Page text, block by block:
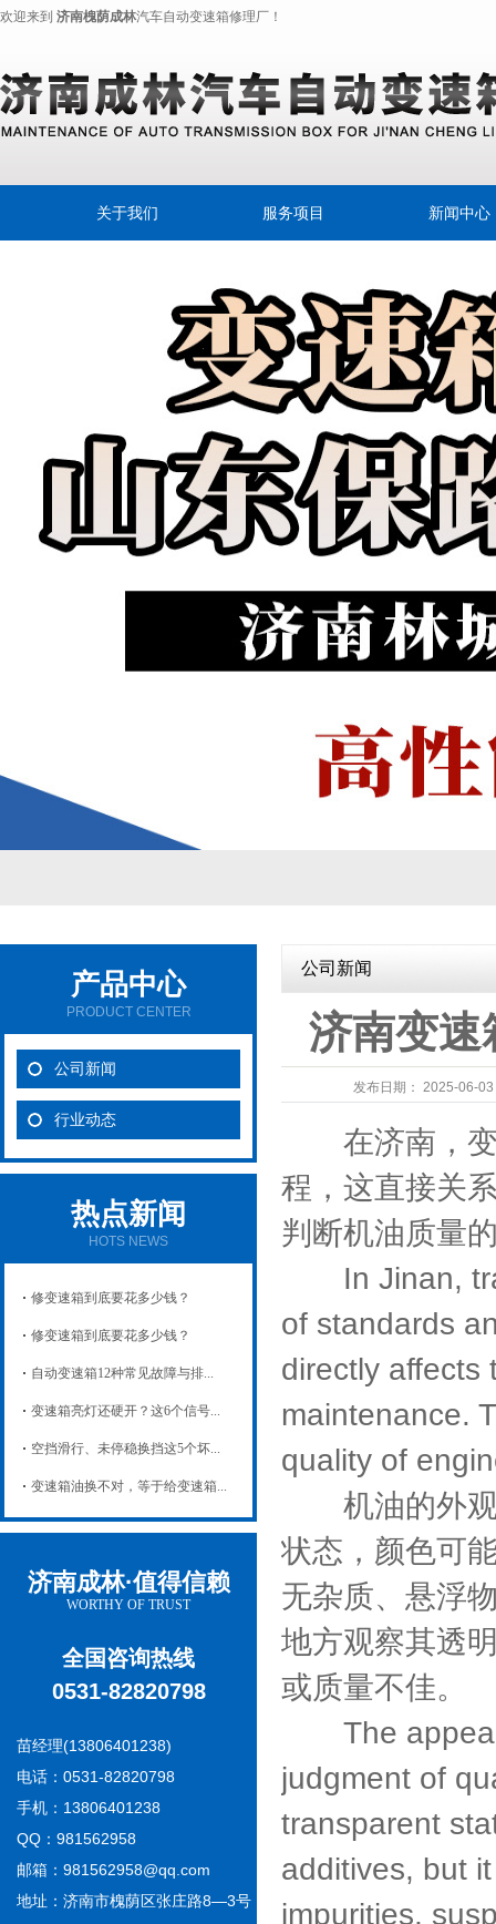
欢迎来到 济南槐荫成林汽车自动变速箱修理厂！
关于我们 服务项目
变速箱专用油
摩擦片
自动变速器
自动变速箱油
自动变速箱换油宝典
自动变速箱
新闻中心
行业动态
产品中心
PRODUCT CENTER
公司新闻
行业动态
热点新闻
HOTS NEWS
修变速箱到底要花多少钱？
修变速箱到底要花多少钱？
自动变速箱12种常见故障与排...
变速箱亮灯还硬开？这6个信号...
空挡滑行、未停稳换挡这5个坏...
变速箱油换不对，等于给变速箱...
济南成林·值得信赖
WORTHY OF TRUST
全国咨询热线
0531-82820798
苗经理(13806401238)
电话：0531-82820798
手机：13806401238
QQ：981562958
邮箱：981562958@qq.com
地址：济南市槐荫区张庄路8—3号
公司新闻
济南变速
发布日期： 2025-06-03
在济南，变
程，这直接关
判断机油质量
In Jinan,
of standards
directly affects
maintenance.
quality of
机油的外观
状态，颜色可
无杂质、悬浮
地方观察其透
或质量不佳。
The
judgment of
transparent
additives, but
impurities,